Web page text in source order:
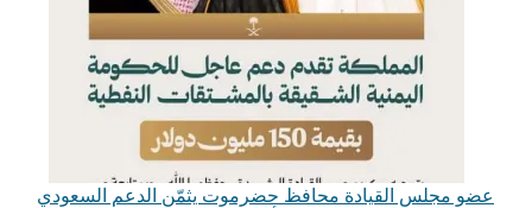
عضو مجلس القيادة محافظ حضرموت يثمّن الدعم السعودي